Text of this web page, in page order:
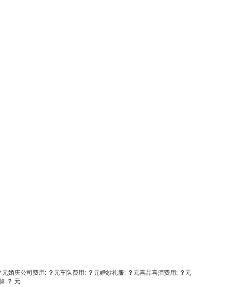
元婚庆公司费用: ？元车队费用: ？元婚纱礼服: ？元喜品喜酒费用: ？元
？ 元